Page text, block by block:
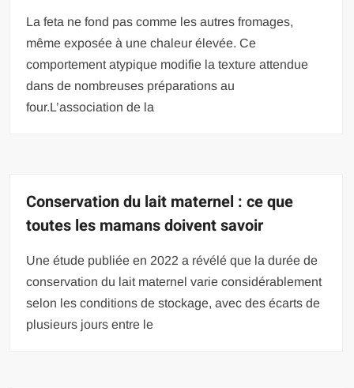
La feta ne fond pas comme les autres fromages,
même exposée à une chaleur élevée. Ce
comportement atypique modifie la texture attendue
dans de nombreuses préparations au
four.L’association de la
Conservation du lait maternel : ce que
toutes les mamans doivent savoir
Une étude publiée en 2022 a révélé que la durée de
conservation du lait maternel varie considérablement
selon les conditions de stockage, avec des écarts de
plusieurs jours entre le